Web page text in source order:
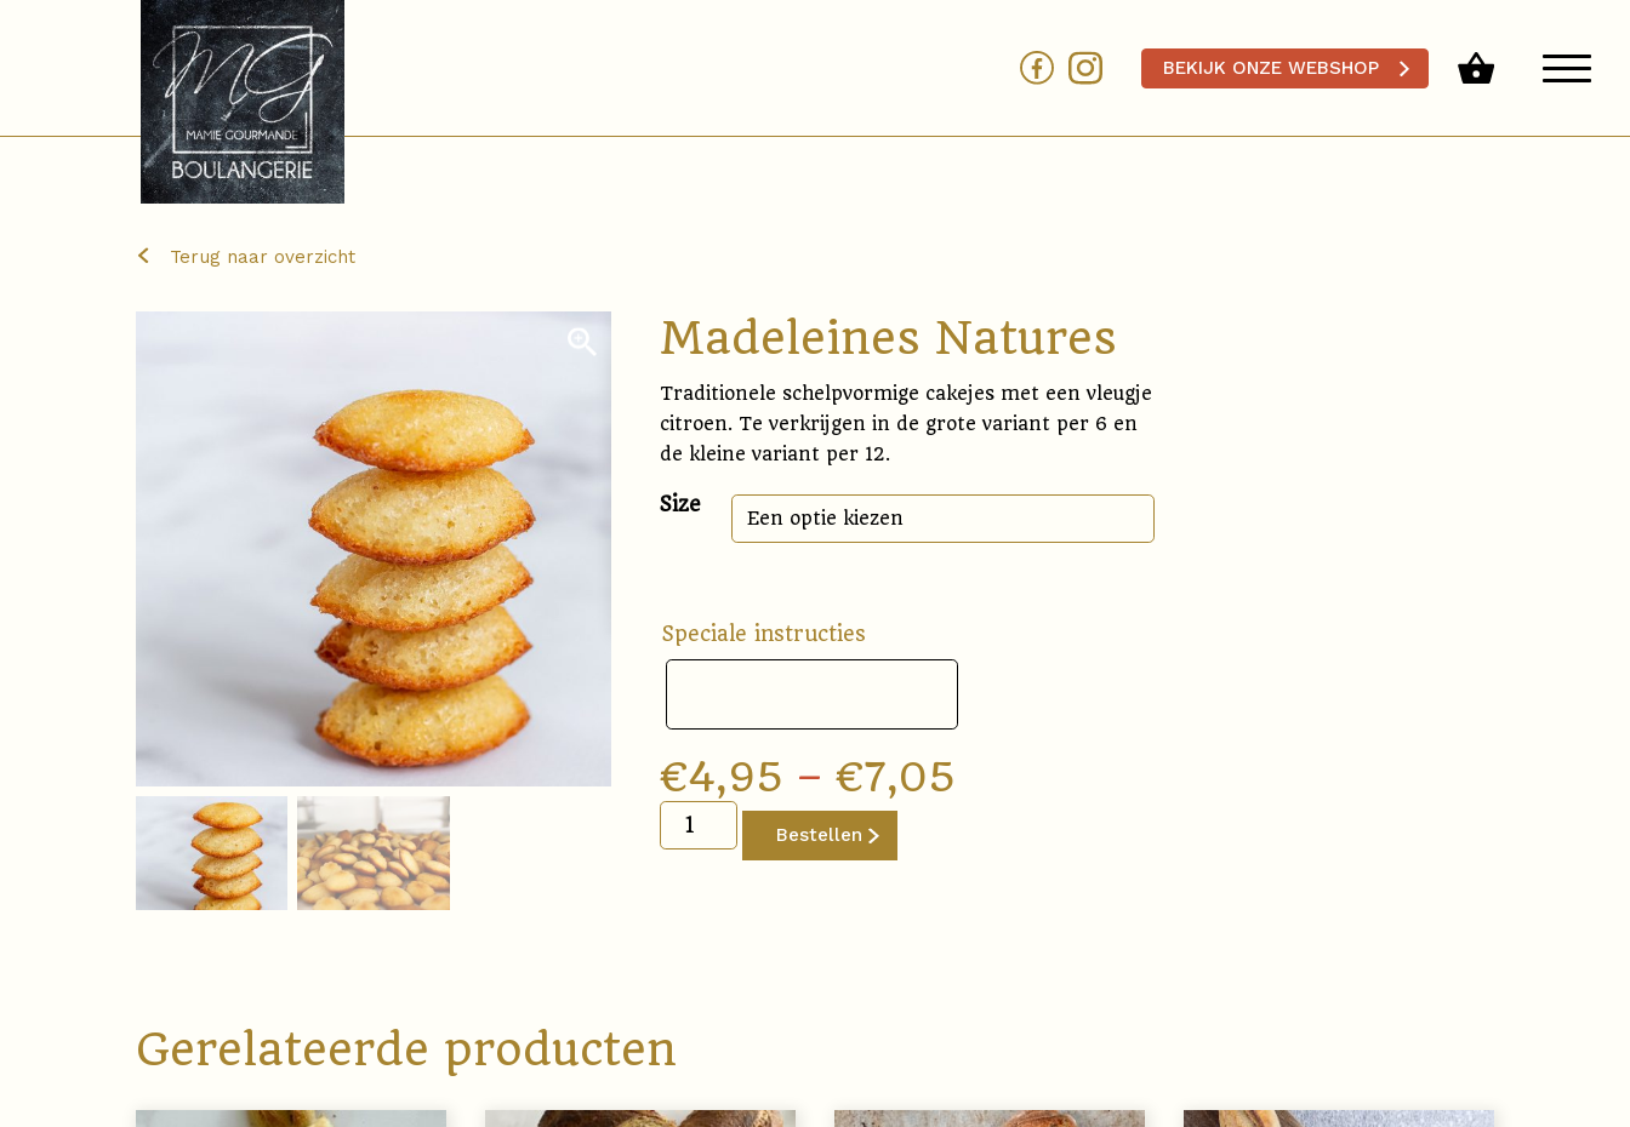
BEKIJK ONZE WEBSHOP
Terug naar overzicht
Madeleines Natures
Traditionele schelpvormige cakejes met een vleugje
citroen. Te verkrijgen in de grote variant per 6 en
de kleine variant per 12.
Size
Speciale instructies
€4,95 – €7,05
Madeleines
Natures
aantal
Bestellen
Gerelateerde producten